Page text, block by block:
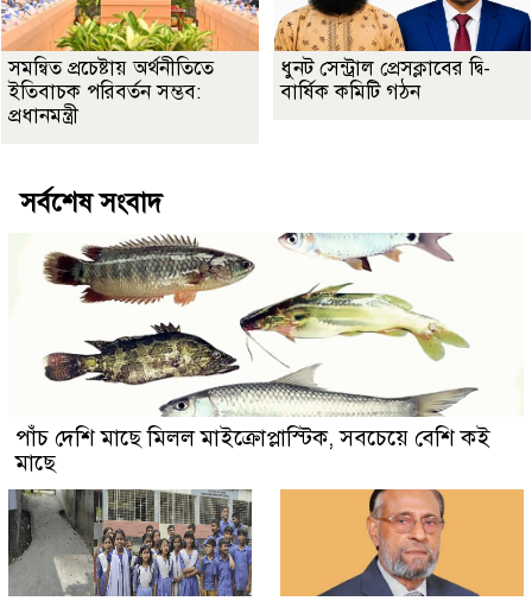
সমন্বিত প্রচেষ্টায় অর্থনীতিতে
ইতিবাচক পরিবর্তন সম্ভব:
প্রধানমন্ত্রী
ধুনট সেন্ট্রাল প্রেসক্লাবের দ্বি-
বার্ষিক কমিটি গঠন
সর্বশেষ সংবাদ
পাঁচ দেশি মাছে মিলল মাইক্রোপ্লাস্টিক, সবচেয়ে বেশি কই
মাছে